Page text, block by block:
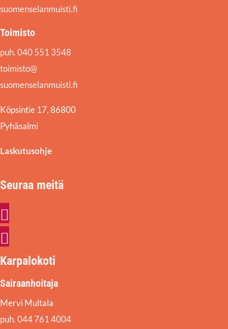
suomenselanmuisti.fi
Toimisto
puh. 040 551 3548
toimisto@
suomenselanmuisti.fi
Köpsintie 17, 86800
Pyhäsalmi
Laskutusohje
Seuraa meitä
Instagram
Karpalokoti
Sairaanhoitaja
Mervi Multala
puh. 044 761 4004